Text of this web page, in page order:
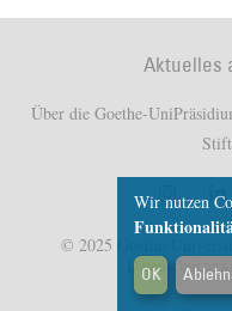
Aktuelles
Über die Goethe-Uni
© 2025 Goethe-
Wir nutzen
OK